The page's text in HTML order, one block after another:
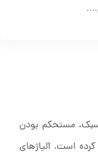
مستحکم بودن
است. آلیاژهای